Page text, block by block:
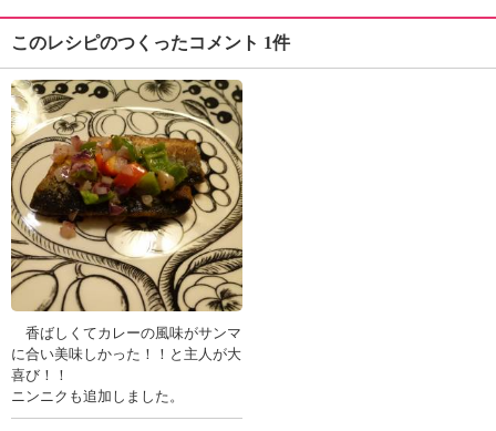
このレシピのつくったコメント 1件
香ばしくてカレーの風味がサンマ
に合い美味しかった！！と主人が大
喜び！！
ニンニクも追加しました。